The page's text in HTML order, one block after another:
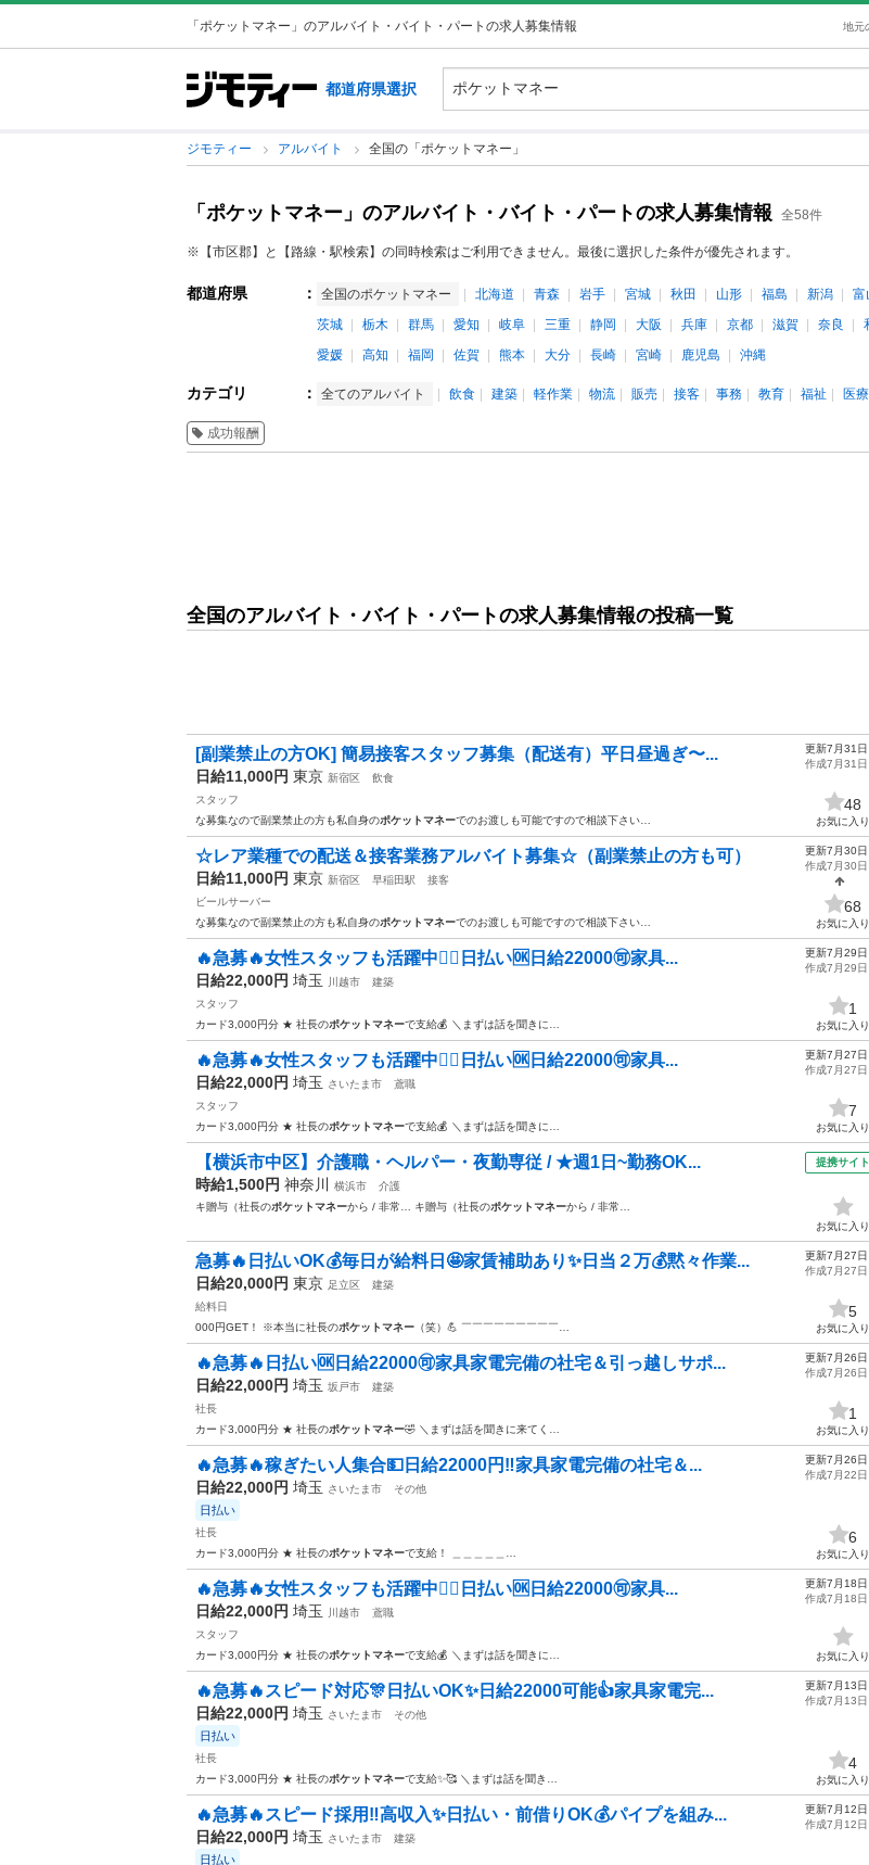
「ポケットマネー」のアルバイト・バイト・パートの求人募集情報 地元
都道府県選択
ジモティー アルバイト 全国の「ポケットマネー」
「ポケットマネー」のアルバイト・バイト・パートの求人募集情報 全58件
※【市区郡】と【路線・駅検索】の同時検索はご利用できません。最後に選択した条件が優先されます。
都道府県 ： 全国のポケットマネー 北海道 青森 岩手 宮城 秋田 山形 福島 新潟 富
茨城
栃木 群馬 愛知 岐阜 三重 静岡 大阪 兵庫 京都 滋賀 奈良
愛媛
高知 福岡 佐賀 熊本 大分 長崎 宮崎 鹿児島 沖縄
カテゴリ ： 全てのアルバイト 飲食 建築 軽作業 物流 販売 接客 事務 教育 福祉 医療
成功報酬
全国のアルバイト・バイト・パートの求人募集情報の投稿一覧
[副業禁止の方OK] 簡易接客スタッフ募集（配送有）平日昼過ぎ〜...
日給11,000円 東京 新宿区
飲食
スタッフ
な募集なので副業禁止の方も私自身のポケットマネーでのお渡しも可能ですので相談下さい…
更新7月31日
作成7月31日
48
お気に入り
☆レア業種での配送＆接客業務アルバイト募集☆（副業禁止の方も可）
日給11,000円 東京 新宿区 早稲田駅
接客
ビールサーバー
な募集なので副業禁止の方も私自身のポケットマネーでのお渡しも可能ですので相談下さい…
更新7月30日
作成7月30日
68
お気に入り
🔥急募🔥女性スタッフも活躍中🙆‍♀️日払い🆗日給22000🉑家具...
日給22,000円 埼玉 川越市
建築
スタッフ
カード3,000円分 ★ 社長のポケットマネーで支給💰 ＼まずは話を聞きに…
更新7月29日
作成7月29日
1
お気に入り
🔥急募🔥女性スタッフも活躍中🙆‍♀️日払い🆗日給22000🉑家具...
日給22,000円 埼玉 さいたま市
鳶職
スタッフ
カード3,000円分 ★ 社長のポケットマネーで支給💰 ＼まずは話を聞きに…
更新7月27日
作成7月27日
7
お気に入り
【横浜市中区】介護職・ヘルパー・夜勤専従 / ★週1日~勤務OK...
時給1,500円 神奈川 横浜市
介護
キ贈与（社長のポケットマネーから / 非常… キ贈与（社長のポケットマネーから / 非常…
提携サイト
お気に入り
急募🔥日払いOK💰毎日が給料日🤩家賃補助あり✨日当２万💰黙々作業...
日給20,000円 東京 足立区
建築
給料日
000円GET！ ※本当に社長のポケットマネー （笑）💪 ￣￣￣￣￣￣￣￣￣…
更新7月27日
作成7月27日
5
お気に入り
🔥急募🔥日払い🆗日給22000🉑家具家電完備の社宅＆引っ越しサポ...
日給22,000円 埼玉 坂戸市
建築
社長
カード3,000円分 ★ 社長のポケットマネー🤣 ＼まずは話を聞きに来てく…
更新7月26日
作成7月26日
1
お気に入り
🔥急募🔥稼ぎたい人集合💵日給22000円‼️家具家電完備の社宅＆...
日給22,000円 埼玉 さいたま市 その他
日払い
社長
カード3,000円分 ★ 社長のポケットマネーで支給！ ＿＿＿＿＿…
更新7月26日
作成7月22日
6
お気に入り
🔥急募🔥女性スタッフも活躍中🙆‍♀️日払い🆗日給22000🉑家具...
日給22,000円 埼玉 川越市
鳶職
スタッフ
カード3,000円分 ★ 社長のポケットマネーで支給💰 ＼まずは話を聞きに…
更新7月18日
作成7月18日
お気に入り
🔥急募🔥スピード対応🎊日払いOK✨日給22000可能👍家具家電完...
日給22,000円 埼玉 さいたま市 その他
日払い
社長
カード3,000円分 ★ 社長のポケットマネーで支給✨🥰 ＼まずは話を聞き…
更新7月13日
作成7月13日
4
お気に入り
🔥急募🔥スピード採用‼️高収入✨日払い・前借りOK💰パイプを組み...
日給22,000円 埼玉 さいたま市 建築
日払い
更新7月12日
作成7月12日